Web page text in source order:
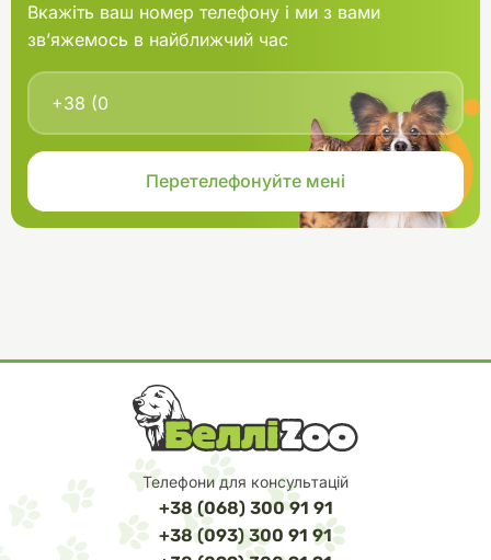
Вкажіть ваш номер телефону і ми з вами
зв’яжемось в найближчий час
Телефони для консультацій
+38 (068) 300 91 91
+38 (093) 300 91 91